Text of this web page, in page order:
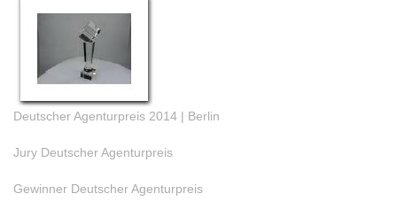
Deutscher Agenturpreis 2014 | Berlin
Jury Deutscher Agenturpreis
Gewinner Deutscher Agenturpreis